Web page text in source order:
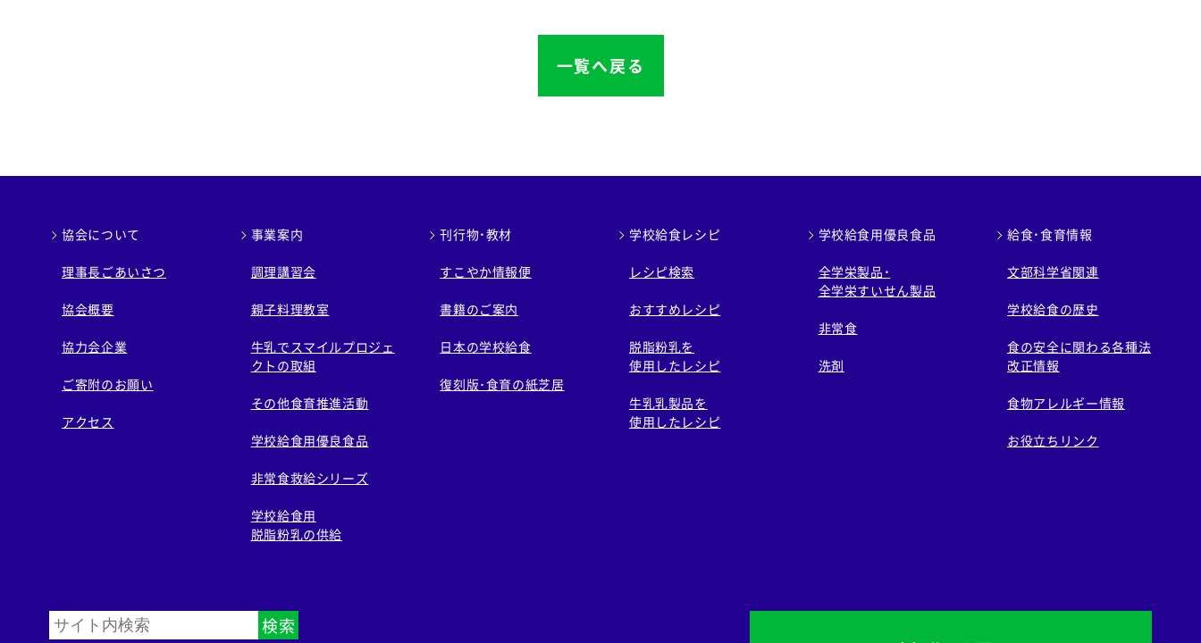
一覧へ戻る
協会について
理事長ごあいさつ
協会概要
協力会企業
ご寄附のお願い
アクセス
事業案内
調理講習会
親子料理教室
牛乳でスマイルプロジェ
クトの取組
その他食育推進活動
学校給食用優良食品
非常食救給シリーズ
学校給食用
脱脂粉乳の供給
刊行物・教材
すこやか情報便
書籍のご案内
日本の学校給食
復刻版･食育の紙芝居
学校給食レシピ
レシピ検索
おすすめレシピ
脱脂粉乳を
使用したレシピ
牛乳乳製品を
使用したレシピ
学校給食用優良食品
全学栄製品・
全学栄すいせん製品
非常食
洗剤
給食・食育情報
文部科学省関連
学校給食の歴史
食の安全に関わる各種法
改正情報
食物アレルギー情報
お役立ちリンク
検索